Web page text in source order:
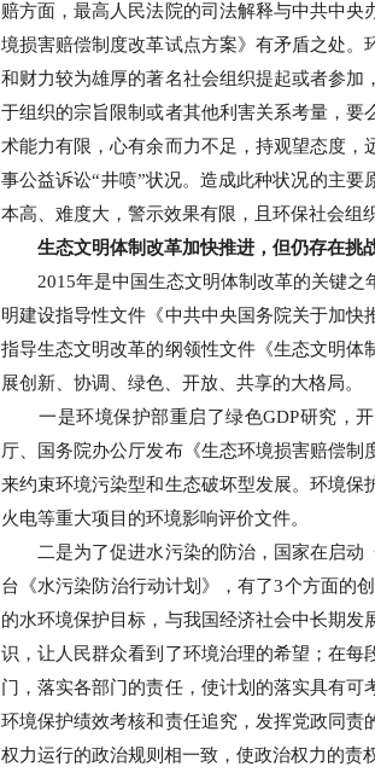
赔方面，最高人民法院的司法解释与中共中
境损害赔偿制度改革试点方案》有矛盾之处。
和财力较为雄厚的著名社会组织提起或者参加
于组织的宗旨限制或者其他利害关系考量，要
术能力有限，心有余而力不足，持观望态度，
事公益诉讼“井喷”状况。造成此种状况的主
本高、难度大，警示效果有限，且环保社会组
生态文明体制改革加快推进，但仍存在挑
2015年是中国生态文明体制改革的关键之
明建设指导性文件《中共中央国务院关于加快
指导生态文明改革的纲领性文件《生态文明体
展创新、协调、绿色、开放、共享的大格局。
一是环境保护部重启了绿色GDP研究，开
厅、国务院办公厅发布《生态环境损害赔偿制
来约束环境污染型和生态破坏型发展。环境保
火电等重大项目的环境影响评价文件。
二是为了促进水污染的防治，国家在启动
台《水污染防治行动计划》，有了3个方面的
的水环境保护目标，与我国经济社会中长期
识，让人民群众看到了环境治理的希望；在每
门，落实各部门的责任，使计划的落实具有
环境保护绩效考核和责任追究，发挥党政同责
权力运行的政治规则相一致，使政治权力的责